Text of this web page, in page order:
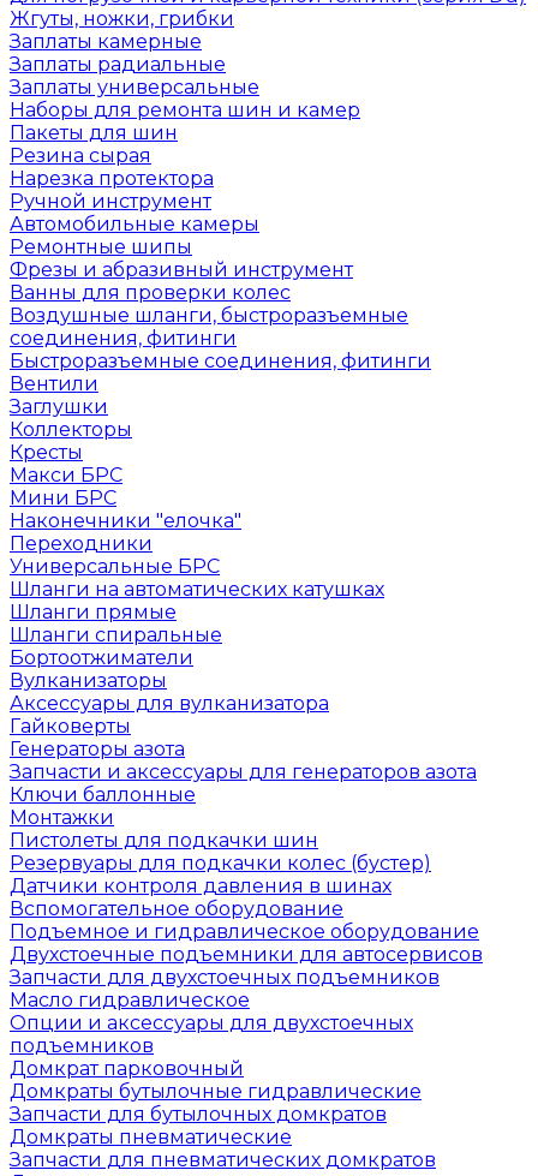
Жгуты, ножки, грибки
Заплаты камерные
Заплаты радиальные
Заплаты универсальные
Наборы для ремонта шин и камер
Пакеты для шин
Резина сырая
Нарезка протектора
Ручной инструмент
Автомобильные камеры
Ремонтные шипы
Фрезы и абразивный инструмент
Ванны для проверки колес
Воздушные шланги, быстроразъемные
соединения, фитинги
Быстроразъемные соединения, фитинги
Вентили
Заглушки
Коллекторы
Кресты
Макси БРС
Мини БРС
Наконечники "елочка"
Переходники
Универсальные БРС
Шланги на автоматических катушках
Шланги прямые
Шланги спиральные
Бортоотжиматели
Вулканизаторы
Аксессуары для вулканизатора
Гайковерты
Генераторы азота
Запчасти и аксессуары для генераторов азота
Ключи баллонные
Монтажки
Пистолеты для подкачки шин
Резервуары для подкачки колес (бустер)
Датчики контроля давления в шинах
Вспомогательное оборудование
Подъемное и гидравлическое оборудование
Двухстоечные подъемники для автосервисов
Запчасти для двухстоечных подъемников
Масло гидравлическое
Опции и аксессуары для двухстоечных
подъемников
Домкрат парковочный
Домкраты бутылочные гидравлические
Запчасти для бутылочных домкратов
Домкраты пневматические
Запчасти для пневматических домкратов